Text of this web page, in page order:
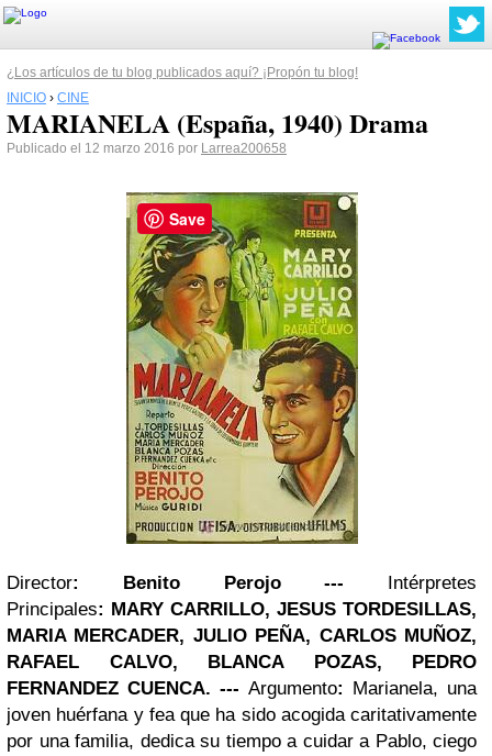
¿Los artículos de tu blog publicados aquí? ¡Propón tu blog!
INICIO › CINE
MARIANELA (España, 1940) Drama
Publicado el 12 marzo 2016 por Larrea200658
Director: Benito Perojo ---
Intérpretes
Principales: MARY CARRILLO, JESUS TORDESILLAS,
MARIA MERCADER, JULIO PEÑA, CARLOS MUÑOZ,
RAFAEL CALVO, BLANCA POZAS, PEDRO
FERNANDEZ CUENCA. --- Argumento: Marianela, una
joven huérfana y fea que ha sido acogida caritativamente
por una familia, dedica su tiempo a cuidar a Pablo, ciego
Save